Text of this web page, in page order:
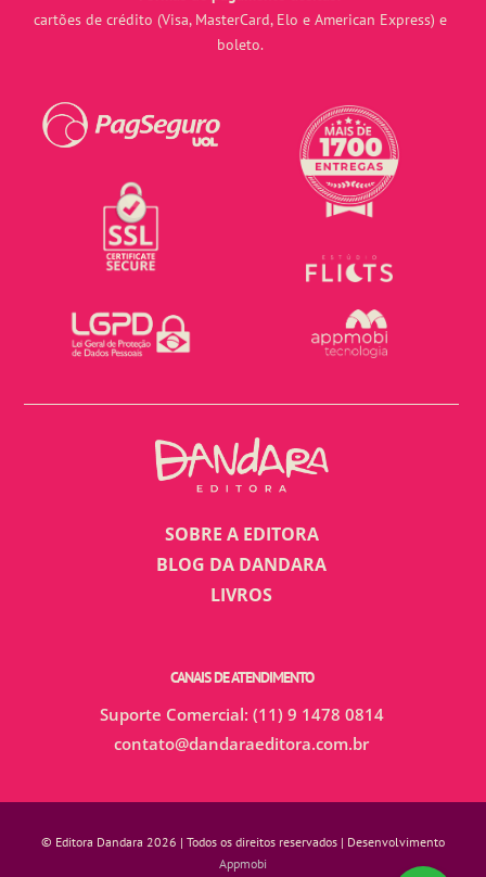
cartões de crédito (Visa, MasterCard, Elo e American Express) e
boleto.
SOBRE A EDITORA
BLOG DA DANDARA
LIVROS
CANAIS DE ATENDIMENTO
Suporte Comercial: (11) 9 1478 0814
contato@dandaraeditora.com.br
© Editora Dandara 2026 | Todos os direitos reservados | Desenvolvimento
Appmobi